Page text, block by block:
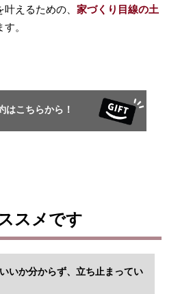
えるための、 家づくり目線の土
。
はこちらから！
スメです
いか分からず、立ち止まってい